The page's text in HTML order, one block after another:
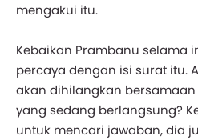
mengakui itu.
Kebaikan Prambanu selama
percaya dengan isi surat itu.
akan dihilangkan
yang sedang berlangsung?
untuk mencari jawaban, dia